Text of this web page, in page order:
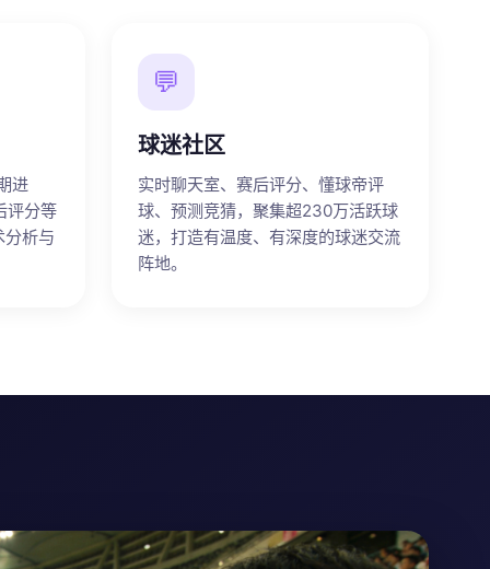
进
评分等
析与
💬
球迷社区
实时聊天室、赛后评分、懂球帝评
球、预测竞猜，聚集超230万活跃球
迷，打造有温度、有深度的球迷交流
阵地。